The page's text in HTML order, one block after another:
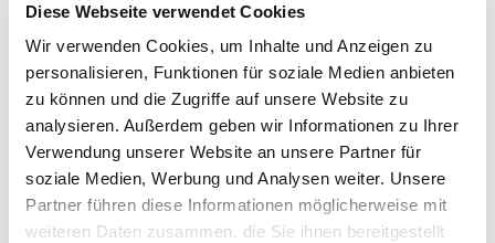
Diese Webseite verwendet Cookies
Wir verwenden Cookies, um Inhalte und Anzeigen zu
personalisieren, Funktionen für soziale Medien anbieten
zu können und die Zugriffe auf unsere Website zu
analysieren. Außerdem geben wir Informationen zu Ihrer
Verwendung unserer Website an unsere Partner für
soziale Medien, Werbung und Analysen weiter. Unsere
Partner führen diese Informationen möglicherweise mit
weiteren Daten zusammen, die Sie ihnen bereitgestellt
Blendprofil
Modulklemme
FASTFIX